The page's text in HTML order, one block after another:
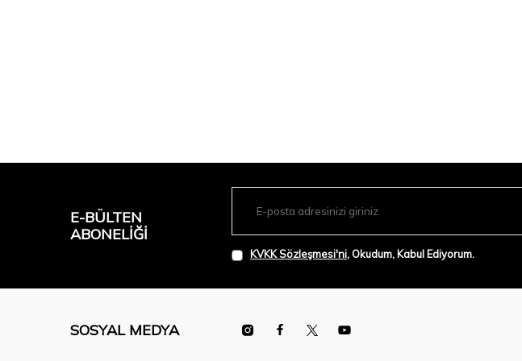
E-BÜLTEN
ABONELIĞI
KVKK Sözleşmesi'ni, Okudum, Kabul Ediyorum.
SOSYAL MEDYA